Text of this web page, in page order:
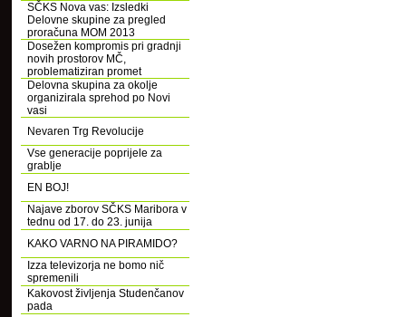
SČKS Nova vas: Izsledki
Delovne skupine za pregled
proračuna MOM 2013
Dosežen kompromis pri gradnji
novih prostorov MČ,
problematiziran promet
Delovna skupina za okolje
organizirala sprehod po Novi
vasi
Nevaren Trg Revolucije
Vse generacije poprijele za
grablje
EN BOJ!
Najave zborov SČKS Maribora v
tednu od 17. do 23. junija
KAKO VARNO NA PIRAMIDO?
Izza televizorja ne bomo nič
spremenili
Kakovost življenja Studenčanov
pada